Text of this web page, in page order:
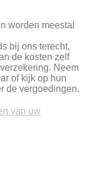
worden meestal
bij ons terecht,
de kosten zelf
Neem
of kijk op hun
de vergoedingen.
van uw